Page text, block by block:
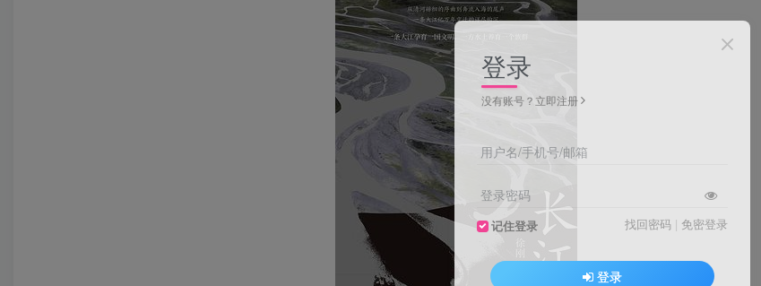
登录
没有账号？立即注册
用户名/手机号/邮箱
登录密码
记住登录 找回密码 | 免密登录
登录